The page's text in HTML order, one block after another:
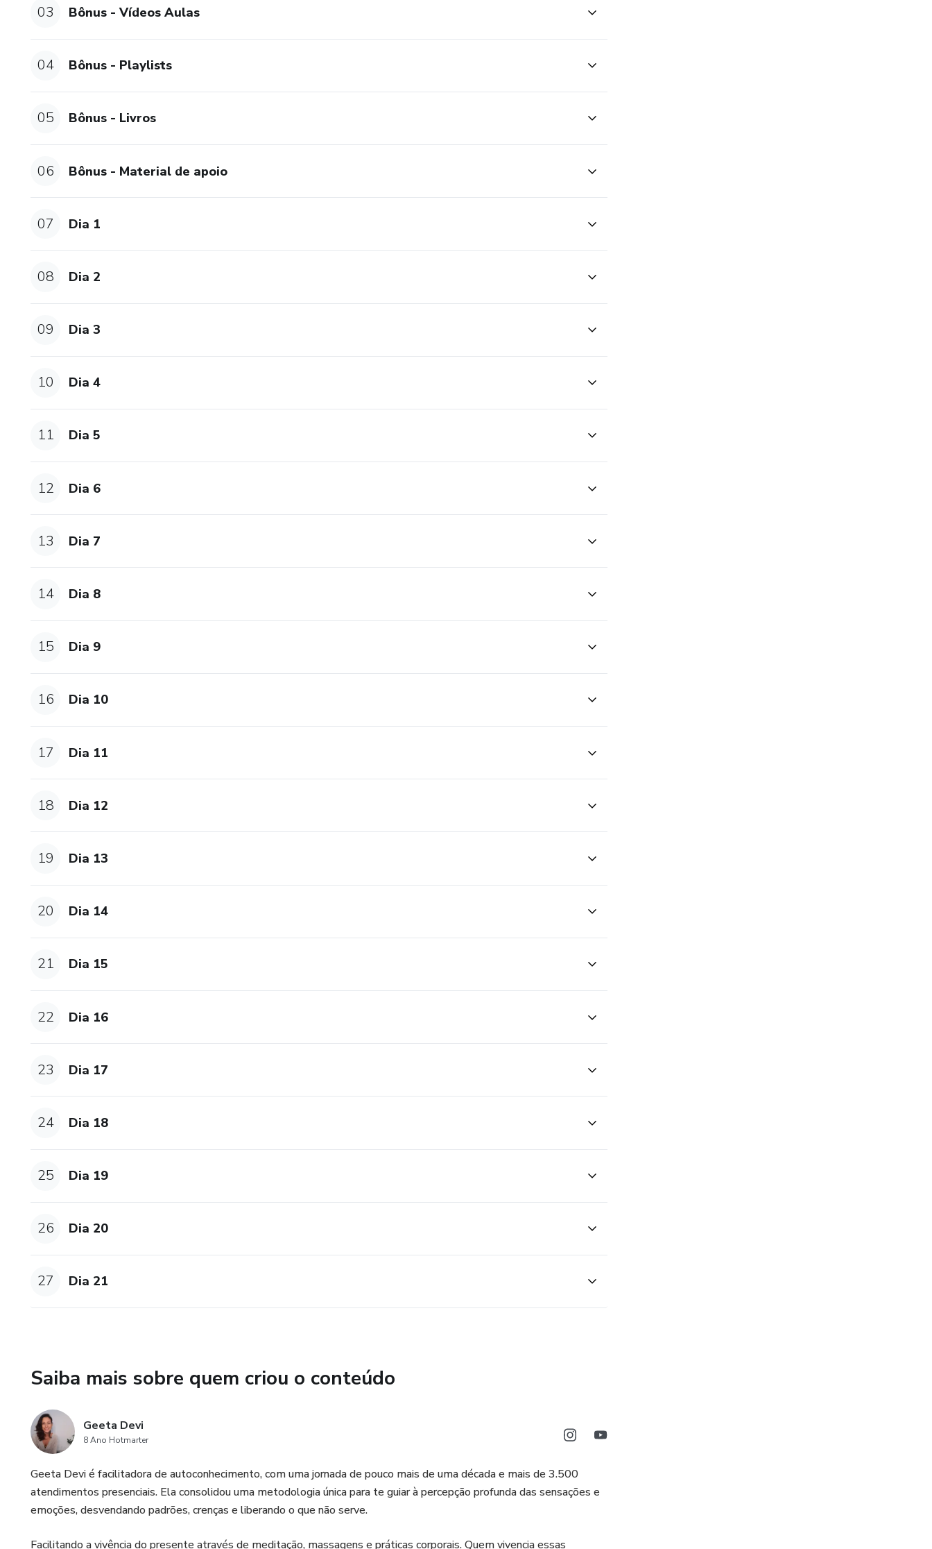
03 Bônus - Vídeos Aulas
04 Bônus - Playlists
05 Bônus - Livros
06 Bônus - Material de apoio
07 Dia 1
08 Dia 2
09 Dia 3
10 Dia 4
11 Dia 5
12 Dia 6
13 Dia 7
14 Dia 8
15 Dia 9
16 Dia 10
17 Dia 11
18 Dia 12
19 Dia 13
20 Dia 14
21 Dia 15
22 Dia 16
23 Dia 17
24 Dia 18
25 Dia 19
26 Dia 20
27 Dia 21
Saiba mais sobre quem criou o conteúdo
Geeta Devi
8 Ano Hotmarter
Geeta Devi é facilitadora de autoconhecimento, com uma jornada de pouco mais de uma década e mais de 3.500
atendimentos presenciais. Ela consolidou uma metodologia única para te guiar à percepção profunda das sensações e
emoções, desvendando padrões, crenças e liberando o que não serve.
Facilitando a vivência do presente através de meditação, massagens e práticas corporais. Quem vivencia essas